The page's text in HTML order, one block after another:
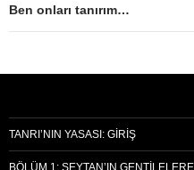
Ben onları tanırım…
TANRI’NIN YASASI: GIRIŞ
BÖLÜM 1: ŞEYTAN’IN